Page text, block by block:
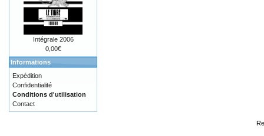
Intégrale 2006
0,00€
Informations
Expédition
Confidentialité
Conditions d'utilisation
Contact